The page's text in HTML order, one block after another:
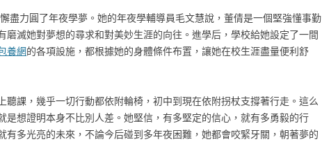
盡力圓了年夜學夢。她的年夜學輔導員毛文慧說，董倩是一個堅強懂事勤
磨滅她對夢想的尋求和對美妙生涯的向往。進學后，學校給她設定了一間
養網的各項設施，都根據她的身體條件布置，讓她在校生涯盡量便利舒
聽課，幾乎一切行動都依附輪椅，初中到現在依附拐杖支撐著行走。這么
是想證明本身不比別人差。她堅信，有多堅定的信心，就有多勇毅的行
有多光亮的未來，不論今后碰到多年夜困難，她都會咬緊牙關，朝著夢的